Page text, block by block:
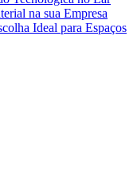
na sua Empresa
Ideal para Espaços